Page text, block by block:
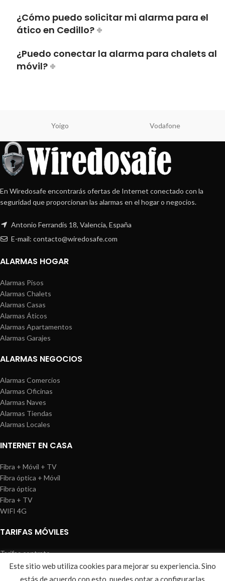
¿Cómo puedo solicitar mi alarma para el
ático en Cedillo?
¿Puedo conectar la alarma para chalets al
móvil?
Yoigo Vodafone
En Wiredosafe encontrarás ofertas de Internet conectado con la
seguridad que proporcionan las alarmas en el hogar o negocios.
Antonio Ferrandis 18, Valencia, España
E-mail: contacto@wiredosafe.com
ALARMAS HOGAR
Alarmas Pisos
Alarmas Chalets
Alarmas Casas
Alarmas Áticos
Alarmas Apartamentos
Alarmas Garajes
ALARMAS NEGOCIOS
Alarmas Comercios
Alarmas Oficinas
Alarmas Naves
Alarmas Tiendas
Alarmas Locales
INTERNET EN CASA
Fibra + Móvil + TV
Fibra óptica + Móvil
Fibra óptica
Fibra + TV
WIFI 4G
TARIFAS MÓVILES
Tarifas contrato
Tarifas prepago
WIREDOSAFE Aviso Legal Política de Cookies |Sitemap
Este sitio web utiliza cookies para mejorar su experiencia. Sino
estás de acuerdo con esto, puedes optar a configurarlas